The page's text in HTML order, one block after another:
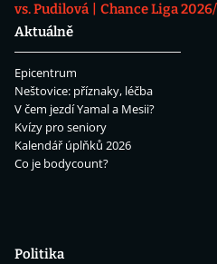
vs. Pudilová
Chance Liga
Aktuálně
Epicentrum
Neštovice: příznaky, léčba
V čem jezdí Yamal a Mesii?
Kvízy pro seniory
Kalendář úplňků 2026
Co je bodycount?
Politika